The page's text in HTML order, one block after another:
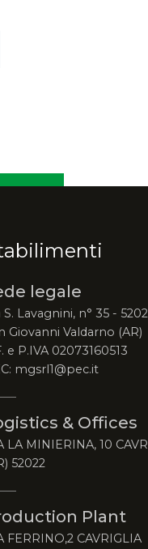
legale
S. Lavagnini, n° 35 -
Giovanni Valdarno (AR)
e P.IVA 02073160513
mgsrl1@pec.it
& Offices
LA MINIERINA, 10
52022
Plant
FERRINO,2 CAVRIGLIA